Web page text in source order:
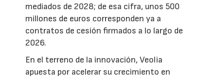
mediados de 2028; de esa cifra, unos 500
millones de euros corresponden ya a
contratos de cesión firmados a lo largo de
2026.
En el terreno de la innovación, Veolia
apuesta por acelerar su crecimiento en